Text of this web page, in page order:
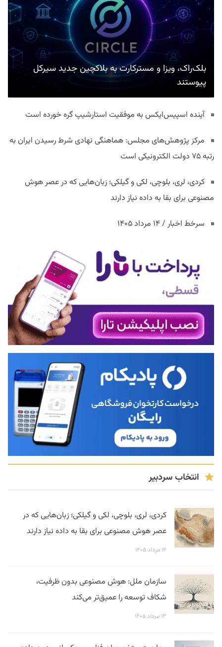
بلک‌راک، ویزا و مسترکارت به بلاکچین جدید سیرکل
پیوستند
آینده اسپیس‌ایکس به موفقیت استارشیپ گره خورده است
مرکز پژوهش‌های مجلس: هماهنگی نهادی شرط رسیدن ایران به
رتبه ۷۵ دولت الکترونیکی است
کردی، لری، بلوچی، لکی و گیلکی؛ زبان‌هایی که در عصر هوش
مصنوعی برای بقا به داده نیاز دارند
سرخط اخبار / ۱۴ مرداد ۱۴۰۵
انتخاب سردبیر
کردی، لری، بلوچی، لکی و گیلکی؛ زبان‌هایی که در
عصر هوش مصنوعی برای بقا به داده نیاز دارند
۱۴ مرداد ۱۴۰۵
سازمان ملل: هوش مصنوعی بدون ظرفیت،
شکاف توسعه را عمیق‌تر می‌کند
۱۳ مرداد ۱۴۰۵